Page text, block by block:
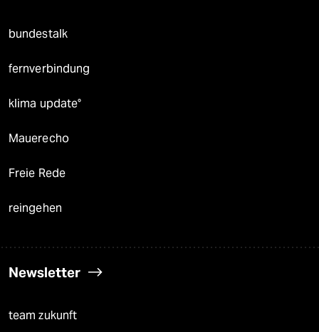
bundestalk
fernverbindung
klima update°
Mauerecho
Freie Rede
reingehen
Newsletter
team zukunft